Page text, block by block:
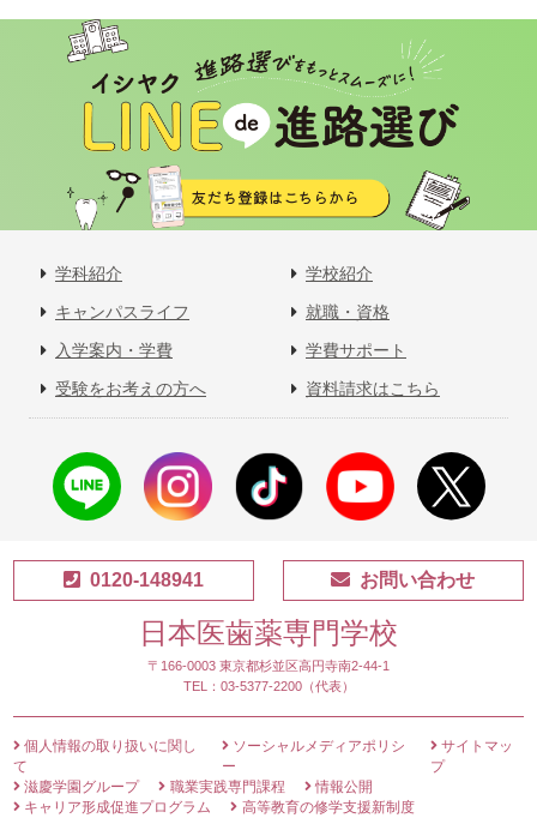
学科紹介
学校紹介
キャンパスライフ
就職・資格
入学案内・学費
学費サポート
受験をお考えの方へ
資料請求はこちら
日本医歯薬専門学校
0120-148941 お問い合わせ
〒166-0003 東京都杉並区高円寺南2-44-1
TEL：03-5377-2200（代表）
個人情報の取り扱いに関し
て
ソーシャルメディアポリシ
ー
サイトマッ
プ
滋慶学園グループ
職業実践専門課程
情報公開
キャリア形成促進プログラム
高等教育の修学支援新制度